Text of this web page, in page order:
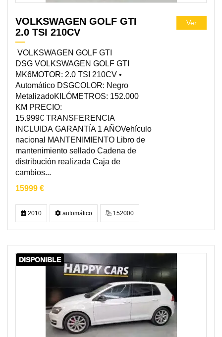
VOLKSWAGEN GOLF GTI
2.0 TSI 210CV
VOLKSWAGEN GOLF GTI
DSG VOLKSWAGEN GOLF GTI
MK6MOTOR: 2.0 TSI 210CV •
Automático DSGCOLOR: Negro
MetalizadoKILÓMETROS: 152.000
KM PRECIO:
15.999€ TRANSFERENCIA
INCLUIDA GARANTÍA 1 AÑOVehículo
nacional MANTENIMIENTO Libro de
mantenimiento sellado Cadena de
distribución realizada Caja de
cambios...
15999 €
Ver
2010 automático 152000
DISPONIBLE